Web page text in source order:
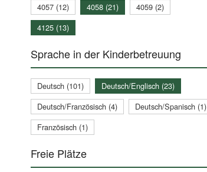
4057 (12)
4058 (21)
4059 (2)
4125 (13)
Sprache in der Kinderbetreuung
Deutsch (101)
Deutsch/Englisch (23)
Deutsch/Französisch (4)
Deutsch/Spanisch (1)
Französisch (1)
Freie Plätze